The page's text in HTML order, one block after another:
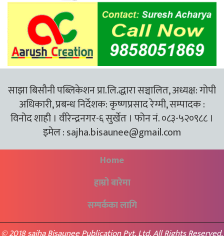
साझा बिसौनी पब्लिकेशन प्रा.लि.द्धारा सञ्चालित, अध्यक्ष: गोपी
अधिकारी, प्रबन्ध निर्देशक: कृष्णप्रसाद रेग्मी, सम्पादक :
विनोद शाही । वीरेन्द्रनगर-६ सुर्खेत । फोन नं. ०८३-५२०९८८ ।
इमेल :sajha.bisaunee@gmail.com
Home
हाम्रो बारेमा
सम्पर्कका लागि